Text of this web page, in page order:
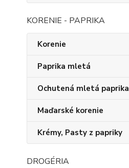
KORENIE - PAPRIKA
Korenie
Paprika mletá
Ochutená mletá paprika
Maďarské korenie
Krémy, Pasty z papriky
DROGÉRIA